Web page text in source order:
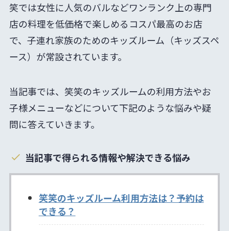
笑では女性に人気のバルなどワンランク上の専門
店の料理を低価格で楽しめるコスパ最高のお店
で、子連れ家族のためのキッズルーム（キッズスペ
ース）が常設されています。
当記事では、笑笑のキッズルームの利用方法やお
子様メニューなどについて下記のような悩みや疑
問に答えていきます。
当記事で得られる情報や解決できる悩み
笑笑のキッズルーム利用方法は？予約は
できる？